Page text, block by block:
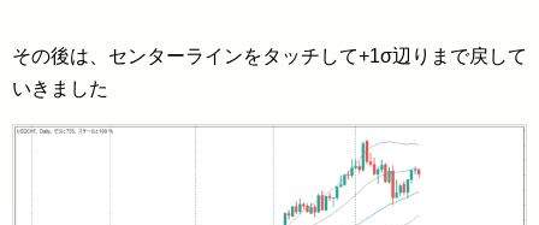
その後は、センターラインをタッチして+1σ辺りまで戻して
いきました